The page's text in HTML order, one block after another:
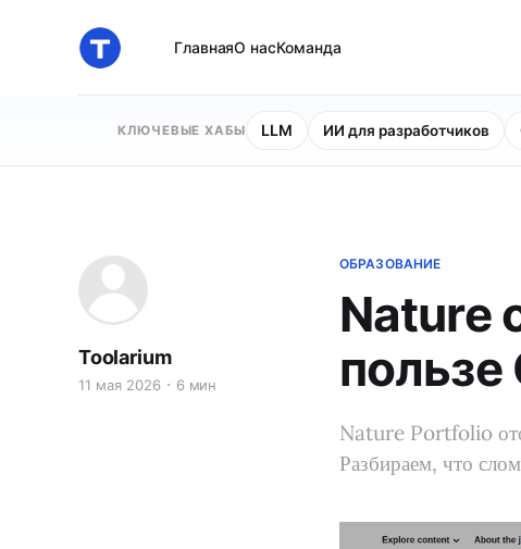
ГлавнаяО насКоманда
КЛЮЧЕВЫЕ ХАБЫ LLM ИИ для разработчиков
ОБРАЗОВАНИЕ
Nature
пользе
Nature Portfolio
Разбираем, что
Toolarium
11 мая 2026 6 мин